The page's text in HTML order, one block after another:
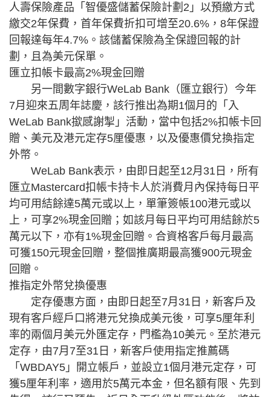
人壽保險產品「智優盛儲蓄保險計劃2」以預繳方式
繳交2年保費，首年保費折扣可增至20.6%，8年保證
回報達每年4.7%。該儲蓄保險為全保證回報的計
劃，且為美元保單。
匯立扣帳卡最高2%現金回贈
另一間數字銀行WeLab Bank（匯立銀行）今年
7月迎來五周年誌慶，該行推出為期1個月的「入
WeLab Bank撳感謝掣」活動，當中包括2%扣帳卡回
贈、美元及港元定存5厘優惠，以及優惠價兌換指定
外幣。
WeLab Bank表示，由即日起至12月31日，所有
匯立Mastercard扣帳卡持卡人於消費月內保持每日平
均可用結餘達5萬元或以上，單筆簽帳100港元或以
上，可享2%現金回贈；如該月每日平均可用結餘於5
萬元以下，亦有1%現金回贈。合資格客戶每月最高
可獲150元現金回贈，整個推廣期最高獲900元現金
回贈。
推指定外幣兌換優惠
定存優惠方面，由即日起至7月31日，新客戶及
現有客戶經戶口將港元兌換成美元後，可享5厘年利
率的兩個月美元外匯定存，門檻為10美元。至於港元
定存，由7月7至31日，新客戶使用指定推薦碼
「WBDAY5」開立帳戶，並設立1個月港元定存，可
獲5厘年利率，適用於5萬元本金，但名額有限、先到